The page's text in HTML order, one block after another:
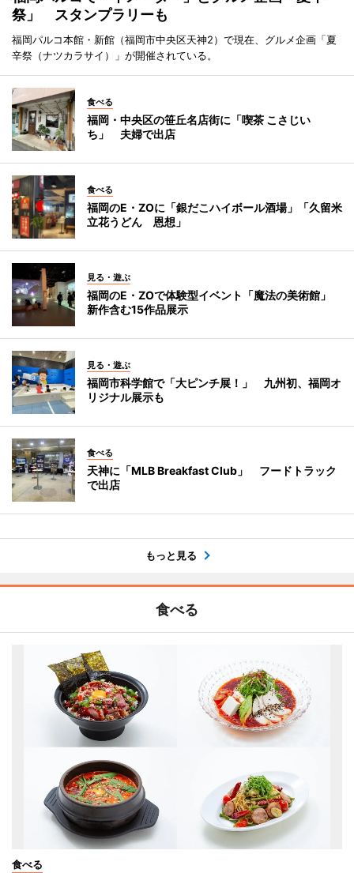
祭」 スタンプラリーも
福岡パルコ本館・新館（福岡市中央区天神2）で現在、グルメ企画「夏
辛祭（ナツカラサイ）」が開催されている。
食べる
福岡・中央区の笹丘名店街に「喫茶 こさじい
ち」 夫婦で出店
食べる
福岡のE・ZOに「銀だこハイボール酒場」「久留米
立花うどん 恩想」
見る・遊ぶ
福岡のE・ZOで体験型イベント「魔法の美術館」
新作含む15作品展示
見る・遊ぶ
福岡市科学館で「大ピンチ展！」 九州初、福岡オ
リジナル展示も
食べる
天神に「MLB Breakfast Club」 フードトラック
で出店
もっと見る
食べる
食べる